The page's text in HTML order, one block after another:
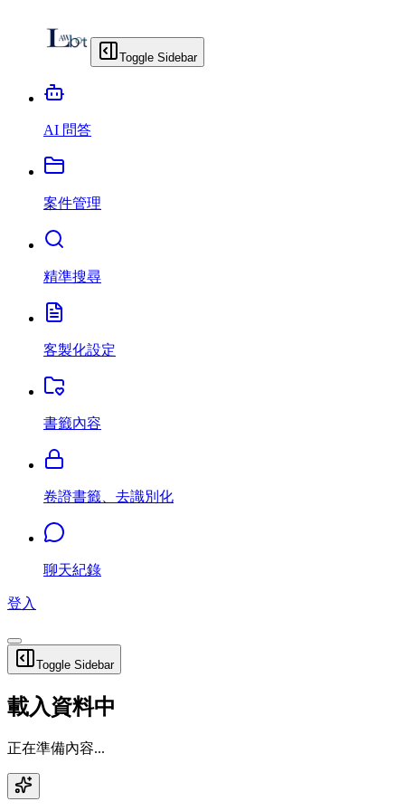
Toggle Sidebar
AI 問答
案件管理
精準搜尋
客製化設定
書籤內容
卷證書籤、去識別化
聊天紀錄
登入
Toggle Sidebar
載入資料中
正在準備內容...